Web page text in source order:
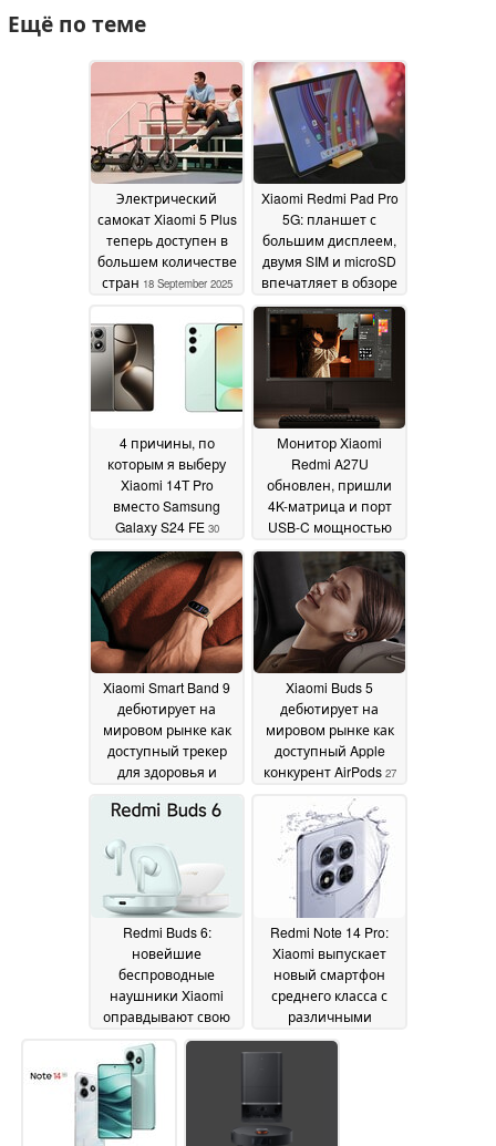
Ещё по теме
Электрический
самокат Xiaomi 5 Plus
теперь доступен в
большем количестве
стран 18 September 2025
Xiaomi Redmi Pad Pro
5G: планшет с
большим дисплеем,
двумя SIM и microSD
впечатляет в обзоре
30 September 2024
4 причины, по
которым я выберу
Xiaomi 14T Pro
вместо Samsung
Galaxy S24 FE 30
September 2024
Монитор Xiaomi
Redmi A27U
обновлен, пришли
4K-матрица и порт
USB-C мощностью
90 Вт27 September 2024
Xiaomi Smart Band 9
дебютирует на
мировом рынке как
доступный трекер
для здоровья и
фитнеса27 September
2024
Xiaomi Buds 5
дебютирует на
мировом рынке как
доступный Apple
конкурент AirPods 27
Redmi Buds 6:
новейшие
беспроводные
наушники Xiaomi
оправдывают свою
бюджетную цену
благодаря
поддержке ANC и
HyperOS Connect
September 2024
Redmi Note 14 Pro:
Xiaomi выпускает
новый смартфон
среднего класса с
различными
обновлениями по
Redmi Note 13 Pro 5G